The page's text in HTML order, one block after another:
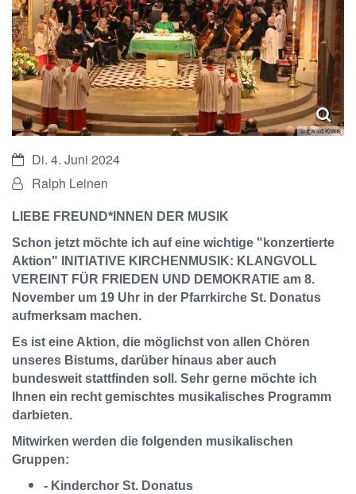
© Ewald Kreus
Datum:Di. 4. Juni 2024
Von:Ralph Leinen
LIEBE FREUND*INNEN DER MUSIK
Schon jetzt möchte ich auf eine wichtige "konzertierte
Aktion" INITIATIVE KIRCHENMUSIK: KLANGVOLL
VEREINT FÜR FRIEDEN UND DEMOKRATIE am 8.
November um 19 Uhr in der Pfarrkirche St. Donatus
aufmerksam machen.
Es ist eine Aktion, die möglichst von allen Chören
unseres Bistums, darüber hinaus aber auch
bundesweit stattfinden soll. Sehr gerne möchte ich
Ihnen ein recht gemischtes musikalisches Programm
darbieten.
Mitwirken werden die folgenden musikalischen
Gruppen:
- Kinderchor St. Donatus